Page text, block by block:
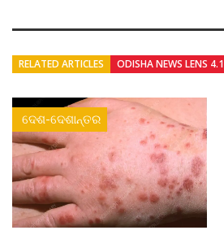
RELATED ARTICLES ODISHA NEWS LENS 4.1
ଦେଶ-ଦେଶାନ୍ତର